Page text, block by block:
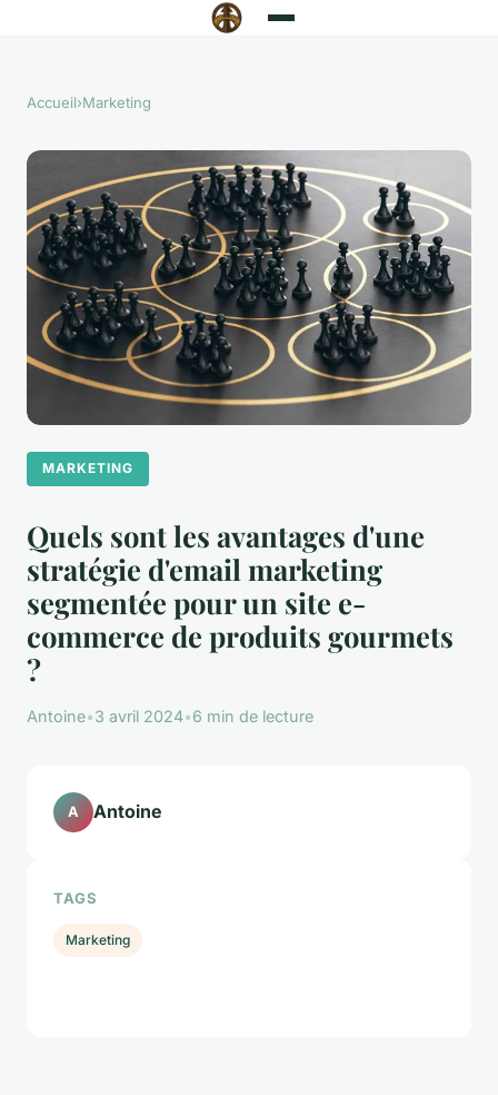
Accueil›Marketing
MARKETING
Quels sont les avantages d'une
stratégie d'email marketing
segmentée pour un site e-
commerce de produits gourmets
?
Antoine•3 avril 2024•6 min de lecture
A Antoine
TAGS
Marketing